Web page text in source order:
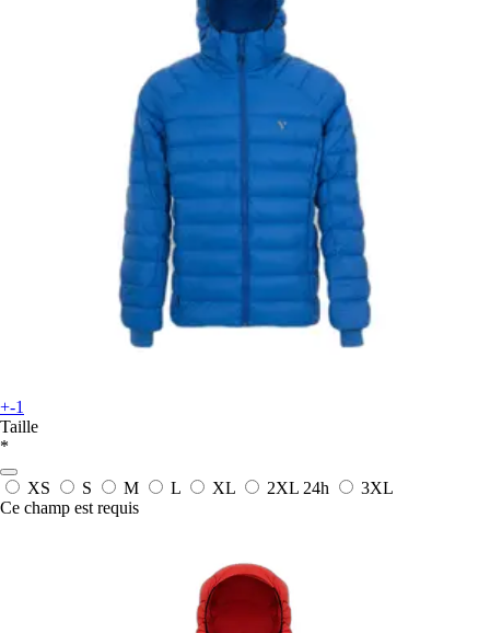
+-1
Taille
*
XS S M L XL 2XL 24h
3XL
Ce champ est requis